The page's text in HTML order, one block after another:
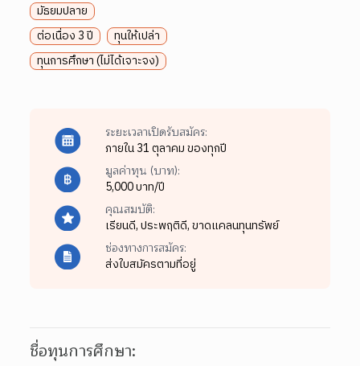
มัธยมปลาย
ต่อเนื่อง 3 ปี
ทุนให้เปล่า
ทุนการศึกษา (ไม่ได้เจาะจง)
ระยะเวลาเปิดรับสมัคร:
ภายใน 31 ตุลาคม ของทุกปี
มูลค่าทุน (บาท):
5,000 บาท/ปี
คุณสมบัติ:
เรียนดี,ประพฤติดี,ขาดแคลนทุนทรัพย์
ช่องทางการสมัคร:
ส่งใบสมัครตามที่อยู่
ชื่อทุนการศึกษา: